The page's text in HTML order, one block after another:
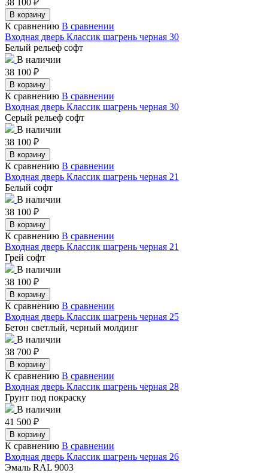
В корзину
К сравнению В сравнении
Входная дверь Классик шагрень черная 30
Белый рельеф софт
В наличии
38 100 ₽
В корзину
К сравнению В сравнении
Входная дверь Классик шагрень черная 30
Серый рельеф софт
В наличии
38 100 ₽
В корзину
К сравнению В сравнении
Входная дверь Классик шагрень черная 21
Белый софт
В наличии
38 100 ₽
В корзину
К сравнению В сравнении
Входная дверь Классик шагрень черная 21
Грей софт
В наличии
38 100 ₽
В корзину
К сравнению В сравнении
Входная дверь Классик шагрень черная 25
Бетон светлый, черный молдинг
В наличии
38 700 ₽
В корзину
К сравнению В сравнении
Входная дверь Классик шагрень черная 28
Грунт под покраску
В наличии
41 500 ₽
В корзину
К сравнению В сравнении
Входная дверь Классик шагрень черная 26
Эмаль RAL 9003